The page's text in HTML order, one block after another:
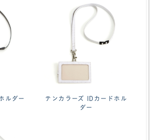
ルダー
テンカラーズ IDカードホル
ダー